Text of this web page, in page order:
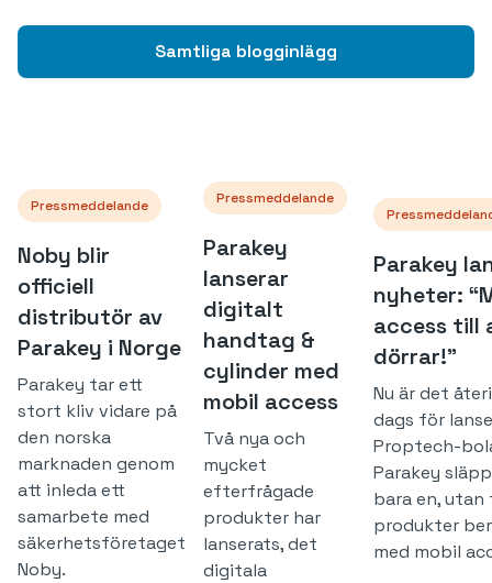
Samtliga blogginlägg
Pressmeddelande
Noby blir
officiell
distributör av
Parakey i Norge
Parakey tar ett
stort kliv vidare på
den norska
marknaden genom
att inleda ett
samarbete med
säkerhetsföretaget
Noby.
Pressmeddelande
Parakey
lanserar
digitalt
handtag &
cylinder med
mobil access
Två nya och
mycket
efterfrågade
produkter har
lanserats, det
digitala
Parakey
nyheter:
access till
dörrar!”
Nu är det
dags för
Proptech-
Parakey
bara en, utan
produkter
med mobil